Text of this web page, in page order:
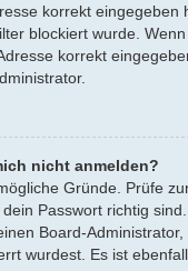
korrekt eingegeben
blockiert wurde.
korrekt
nicht anmelden?
Gründe. Prüfe
Passwort richtig
Board-
wurdest. Es ist